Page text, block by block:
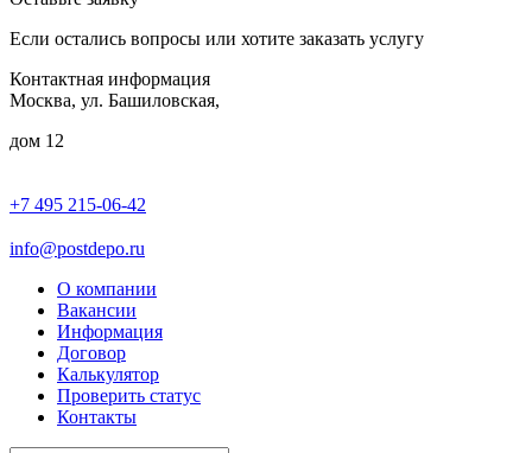
Если остались вопросы или хотите заказать услугу
Контактная информация
Москва, ул. Башиловская,
дом 12
+7 495 215-06-42
info@postdepo.ru
О компании
Вакансии
Информация
Договор
Калькулятор
Проверить статус
Контакты